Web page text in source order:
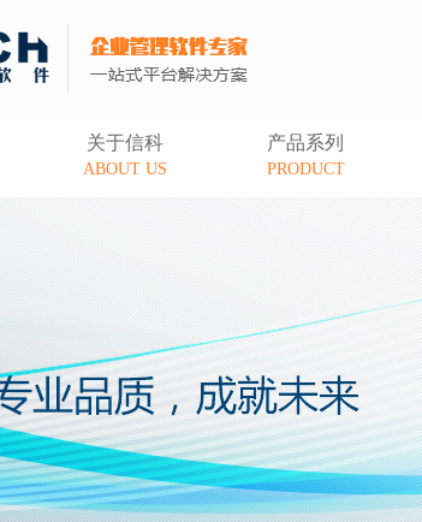
关于信科
ABOUT US
产品系列
PRODUCT